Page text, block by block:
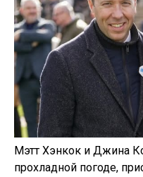
Мэтт Хэнкок и Джина
прохладной погоде,